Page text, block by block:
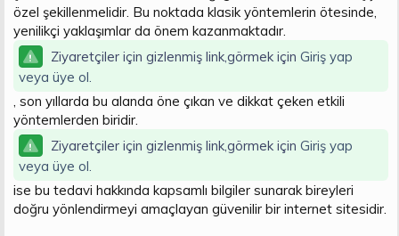
n
i
özel şekillenmelidir. Bu noktada klasik yöntemlerin ötesinde,
yenilikçi yaklaşımlar da önem kazanmaktadır.
Ziyaretçiler için gizlenmiş link,görmek için Giriş yap
veya üye ol.
, son yıllarda bu alanda öne çıkan ve dikkat çeken etkili
yöntemlerden biridir.
Ziyaretçiler için gizlenmiş link,görmek için Giriş yap
veya üye ol.
ise bu tedavi hakkında kapsamlı bilgiler sunarak bireyleri
doğru yönlendirmeyi amaçlayan güvenilir bir internet sitesidir.